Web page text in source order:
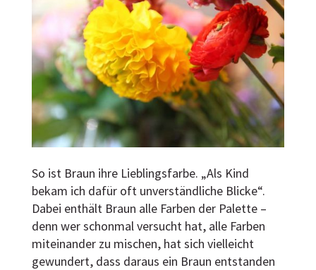
So ist Braun ihre Lieblingsfarbe. „Als Kind
bekam ich dafür oft unverständliche Blicke“.
Dabei enthält Braun alle Farben der Palette –
denn wer schonmal versucht hat, alle Farben
miteinander zu mischen, hat sich vielleicht
gewundert, dass daraus ein Braun entstanden